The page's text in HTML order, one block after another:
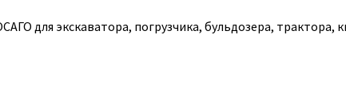
для экскаватора, погрузчика, бульдозера, трактора,